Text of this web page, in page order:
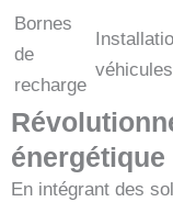
Bornes
de
recharge
énergétique
En intégrant des